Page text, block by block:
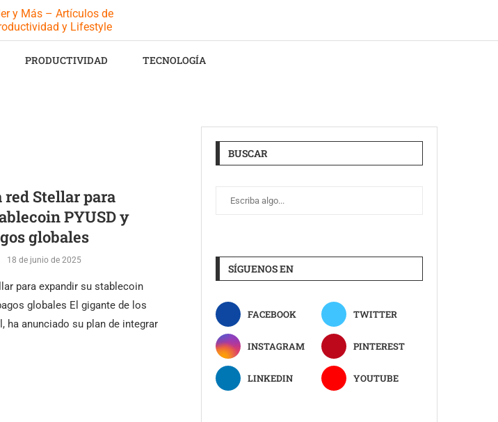
PRODUCTIVIDAD TECNOLOGÍA
Stellar para
PYUSD y
globales
18 de junio de 2025
para expandir su stablecoin
globales El gigante de los
ha anunciado su plan de integrar
BUSCAR
SÍGUENOS EN
FACEBOOK TWITTER
INSTAGRAM PINTEREST
LINKEDIN YOUTUBE